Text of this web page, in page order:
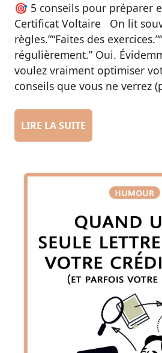
🎯 5 conseils pour préparer
Certificat Voltaire On lit
règles.”“Faites des
régulièrement.” Oui.
voulez vraiment optimiser
conseils que vous ne verrez
LIRE LA SUITE